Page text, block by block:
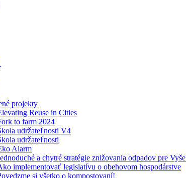
projekty
Reuse in Cities
to farm 2024
udržateľnosti V4
udržateľnosti
Alarm
a chytré stratégie znižovania odpadov pre
implementovať legislatívu o obehovom hospodárstve
si všetko o kompostovaní!